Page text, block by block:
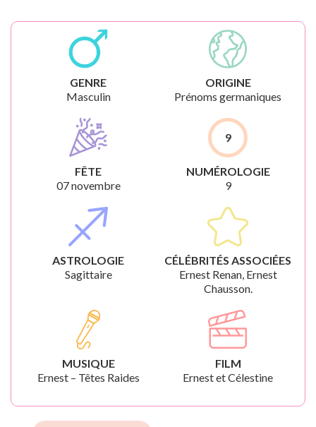
GENRE
Masculin
ORIGINE
Prénoms germaniques
FÊTE
07 novembre
9
NUMÉROLOGIE
9
ASTROLOGIE
Sagittaire
CÉLÉBRITÉS ASSOCIÉES
Ernest Renan, Ernest
Chausson.
MUSIQUE
Ernest – Têtes Raides
FILM
Ernest et Célestine